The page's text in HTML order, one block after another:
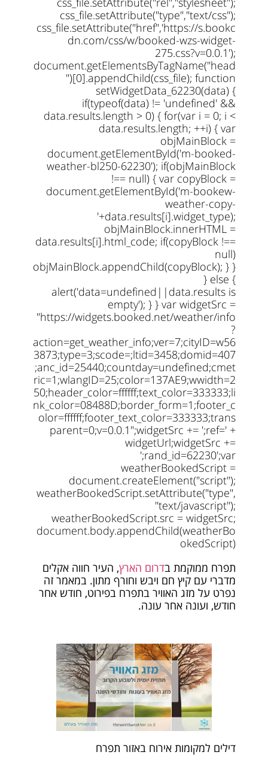
css_file.setAttribute("type","text/css");
css_file.setAttribute("href",'https://s.bookc
dn.com/css/w/booked-wzs-widget-
275.css?v=0.0.1');
document.getElementsByTagName("head
")[0].appendChild(css_file); function
setWidgetData_62230(data) {
if(typeof(data) != 'undefined' &&
data.results.length > 0) { for(var i = 0; i <
data.results.length; ++i) { var
objMainBlock =
document.getElementById('m-booked-
weather-bl250-62230'); if(objMainBlock
!== null) { var copyBlock =
document.getElementById('m-bookew-
weather-copy-
'+data.results[i].widget_type);
objMainBlock.innerHTML =
data.results[i].html_code; if(copyBlock !==
null)
objMainBlock.appendChild(copyBlock); } }
} else {
alert('data=undefined||data.results is
empty'); } } var widgetSrc =
"https://widgets.booked.net/weather/info
?
action=get_weather_info;ver=7;cityID=w56
3873;type=3;scode=;ltid=3458;domid=407
;anc_id=25440;countday=undefined;cmet
ric=1;wlangID=25;color=137AE9;wwidth=2
50;header_color=ffffff;text_color=333333;li
nk_color=08488D;border_form=1;footer_c
olor=ffffff;footer_text_color=333333;trans
parent=0;v=0.0.1";widgetSrc += ';ref=' +
widgetUrl;widgetSrc +=
';rand_id=62230';var
weatherBookedScript =
document.createElement("script");
weatherBookedScript.setAttribute("type",
"text/javascript");
weatherBookedScript.src = widgetSrc;
document.body.appendChild(weatherBo
okedScript)
תפרח ממוקמת בדרום הארץ, העיר חווה אקלים
מדברי עם קיץ חם ויבש וחורף מתון. במאמר זה
נפרט על מזג האוויר בתפרח בפירוט, חודש אחר
חודש, ועונה אחר עונה.
דילים למקומות אירוח באזור תפרח